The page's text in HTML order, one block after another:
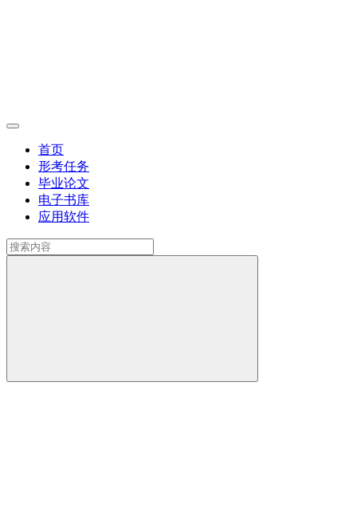
首页
形考任务
毕业论文
电子书库
应用软件